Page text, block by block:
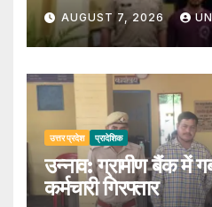
AUGUST 7, 2026
उत्तर प्रदेश प्रादेशिक
उन्नाव: ग्रामीण बैंक में
कर्मचारी गिरफ्तार